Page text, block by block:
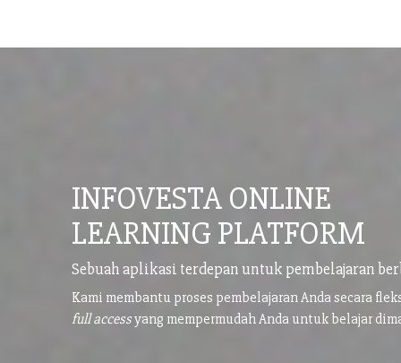
INFOVESTA ONLINE
LEARNING PLATFORM
Sebuah aplikasi terdepan untuk pembelajaran
Kami membantu proses pembelajaran Anda secara
full accessyang mempermudah Anda untuk belajar